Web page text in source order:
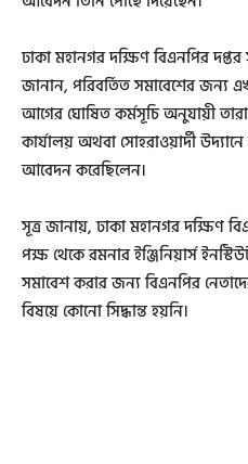
ঢাকা মহানগর দক্ষিণ বিএনপির
জানান, পরিবর্তিত সমাবেশের
আগের ঘোষিত কর্মসূচি অনুযায়ী তারা
কার্যালয় অথবা সোহরাওয়ার্দী
আবেদন করেছিলেন।
সূত্র জানায়, ঢাকা মহানগর দক্ষিণ
পক্ষ থেকে রমনার ইঞ্জিনিয়ার্স
সমাবেশ করার জন্য বিএনপির
বিষয়ে কোনো সিদ্ধান্ত হয়নি।